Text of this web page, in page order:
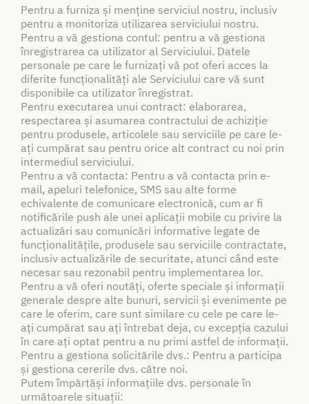
Pentru a furniza și menține serviciul nostru, inclusiv
pentru a monitoriza utilizarea serviciului nostru.
Pentru a vă gestiona contul: pentru a vă gestiona
înregistrarea ca utilizator al Serviciului. Datele
personale pe care le furnizați vă pot oferi acces la
diferite funcționalități ale Serviciului care vă sunt
disponibile ca utilizator înregistrat.
Pentru executarea unui contract: elaborarea,
respectarea și asumarea contractului de achiziție
pentru produsele, articolele sau serviciile pe care le-
ați cumpărat sau pentru orice alt contract cu noi prin
intermediul serviciului.
Pentru a vă contacta: Pentru a vă contacta prin e-
mail, apeluri telefonice, SMS sau alte forme
echivalente de comunicare electronică, cum ar fi
notificările push ale unei aplicații mobile cu privire la
actualizări sau comunicări informative legate de
funcționalitățile, produsele sau serviciile contractate,
inclusiv actualizările de securitate, atunci când este
necesar sau rezonabil pentru implementarea lor.
Pentru a vă oferi noutăți, oferte speciale și informații
generale despre alte bunuri, servicii și evenimente pe
care le oferim, care sunt similare cu cele pe care le-
ați cumpărat sau ați întrebat deja, cu excepția cazului
în care ați optat pentru a nu primi astfel de informații.
Pentru a gestiona solicitările dvs.: Pentru a participa
și gestiona cererile dvs. către noi.
Putem împărtăși informațiile dvs. personale în
următoarele situații: